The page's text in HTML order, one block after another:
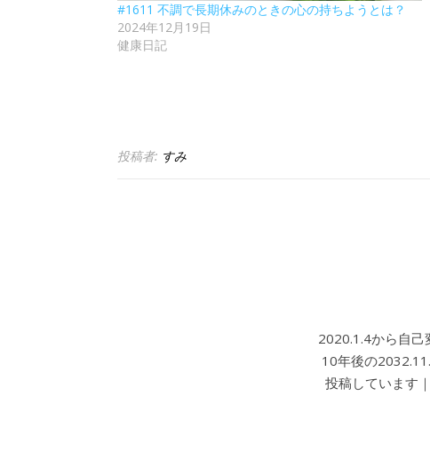
#1611 不調で長期休みのときの心の持ちようとは？
2024年12月19日
健康日記
投稿者: すみ
2020.1.4から自己
10年後の
投稿しています